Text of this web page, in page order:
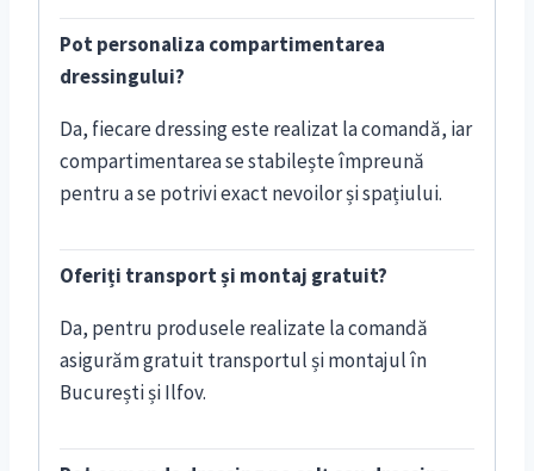
Pot personaliza compartimentarea
dressingului?
Da, fiecare dressing este realizat la comandă, iar
compartimentarea se stabilește împreună
pentru a se potrivi exact nevoilor și spațiului.
Oferiți transport și montaj gratuit?
Da, pentru produsele realizate la comandă
asigurăm gratuit transportul și montajul în
București și Ilfov.